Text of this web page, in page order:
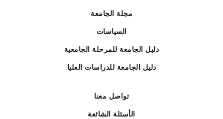
مجلة الجامعة
السياسات
دليل الجامعة للمرحلة الجامعية
دليل الجامعة للدراسات العليا
تواصل معنا
الأسئلة الشائعة